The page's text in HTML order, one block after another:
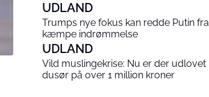
UDLAND
Trumps nye fokus kan redde Putin fra
kæmpe indrømmelse
UDLAND
Vild muslingekrise: Nu er der udlovet
dusør på over 1 million kroner